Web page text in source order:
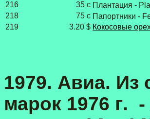
216
35 с Плантация -
218
75 с Папортники -
219
3.20 $ Кокосовые
1979. Авиа. Из
марок 1976 г. -